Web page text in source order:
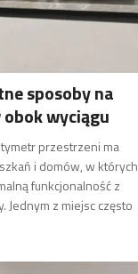
sposoby na
wyciągu
przestrzeni ma
i domów, w których
funkcjonalność z
Jednym z miejsc często